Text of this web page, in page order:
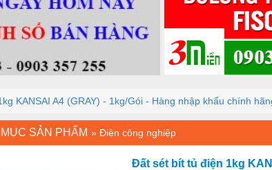
KANSAI A4 (GRAY) - 1kg/Gói - Hàng nhập khẩu chính
SẢN PHẨM » Điện công nghiệp
Đất sét bít tủ điện 1kg